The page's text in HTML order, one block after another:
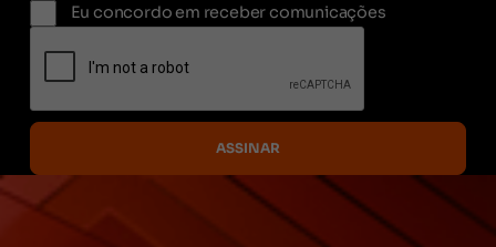
Eu concordo em receber comunicações